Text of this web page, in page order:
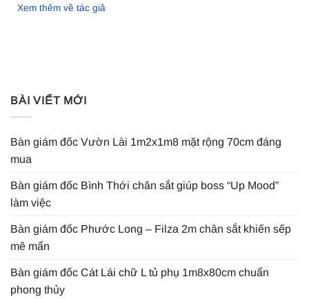
Xem thêm về tác giả
BÀI VIẾT MỚI
Bàn giám đốc Vườn Lài 1m2x1m8 mặt rộng 70cm đáng
mua
Bàn giám đốc Bình Thới chân sắt giúp boss “Up Mood”
làm việc
Bàn giám đốc Phước Long – Filza 2m chân sắt khiến sếp
mê mẩn
Bàn giám đốc Cát Lái chữ L tủ phụ 1m8x80cm chuẩn
phong thủy